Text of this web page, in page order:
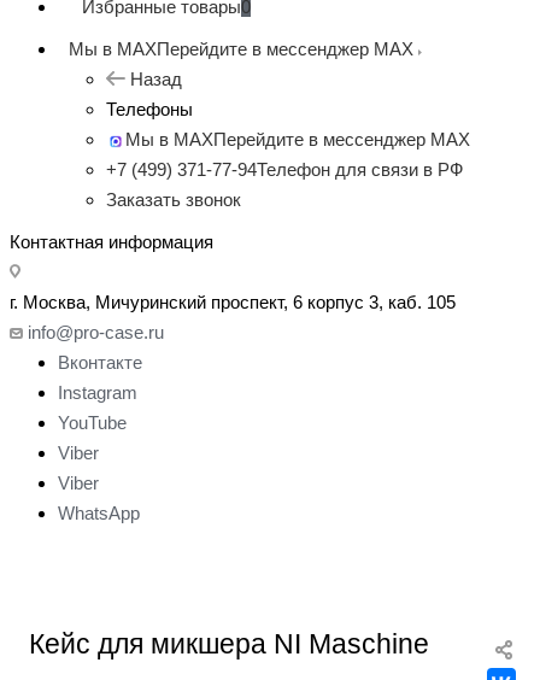
Избранные товары0
Мы в MAXПерейдите в мессенджер MAX
Назад
Телефоны
Мы в MAXПерейдите в мессенджер MAX
+7 (499) 371-77-94Телефон для связи в РФ
Заказать звонок
Контактная информация
г. Москва, Мичуринский проспект, 6 корпус 3, каб. 105
info@pro-case.ru
Вконтакте
Instagram
YouTube
Viber
Viber
WhatsApp
Кейс для микшера NI Maschine